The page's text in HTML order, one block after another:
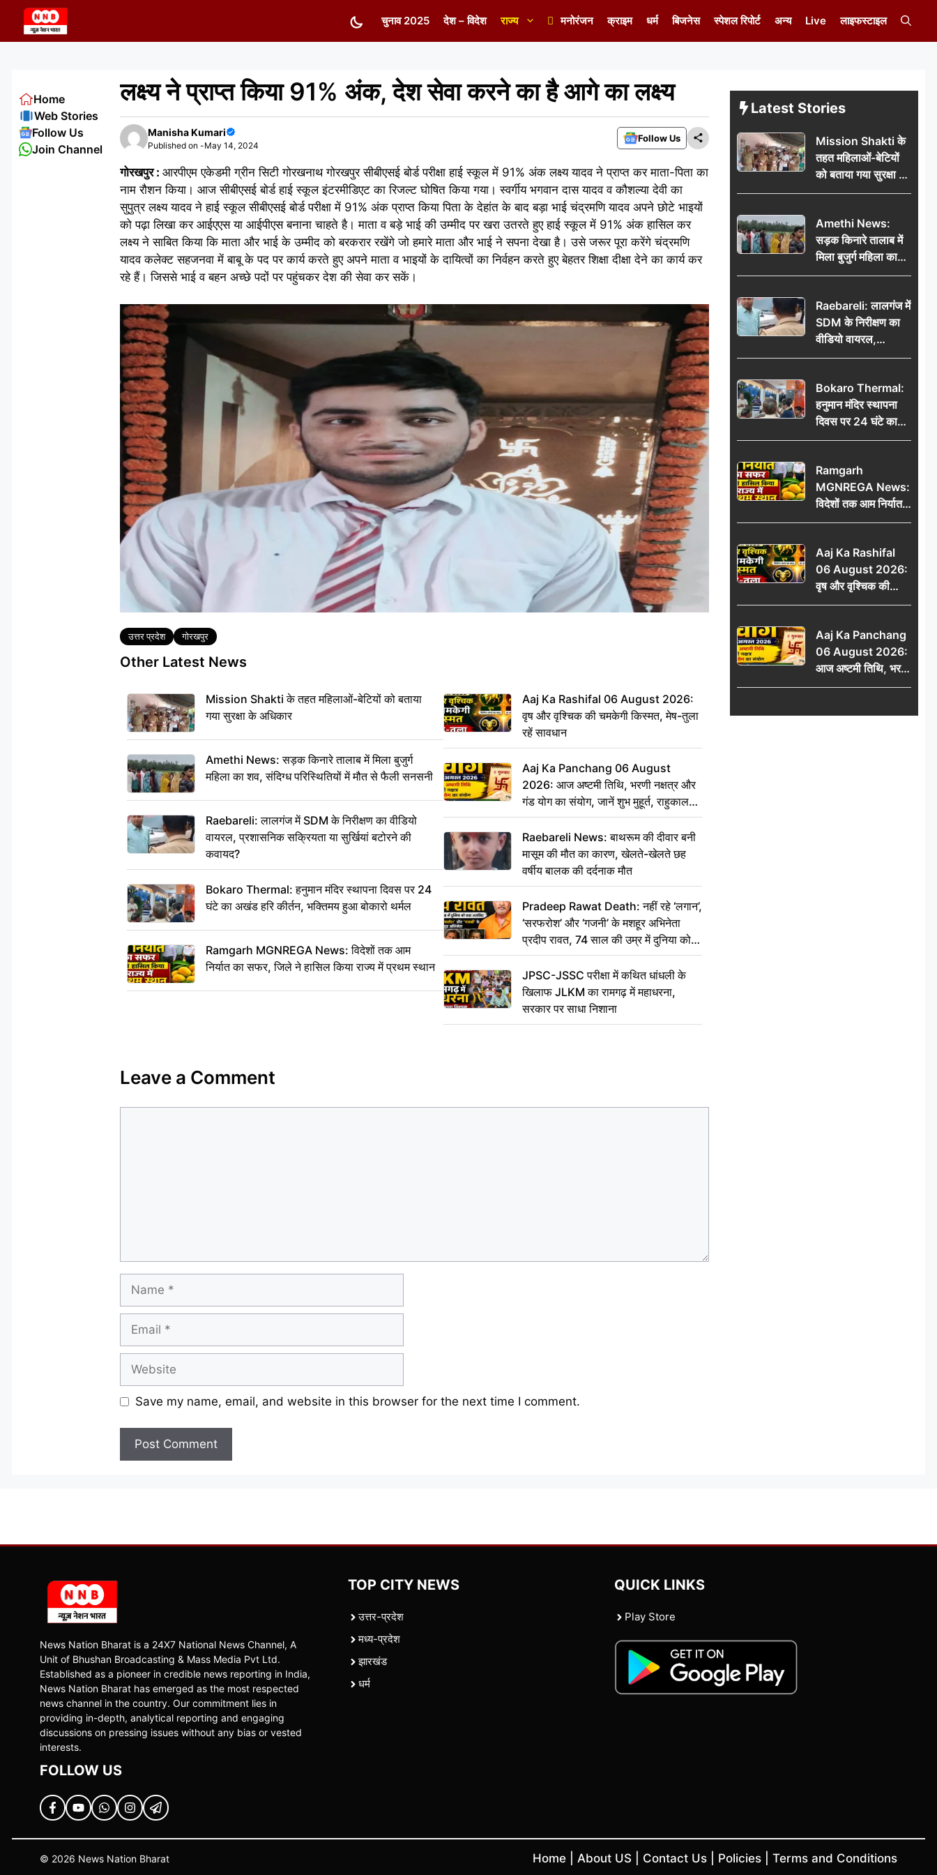
content
चुनाव 2025 देश – विदेश राज्य मनोरंजन क्राइम धर्म बिजनेस स्पेशल रिपोर्ट अन्य Live लाइफस्टाइल
लक्ष्य ने प्राप्त किया 91% अंक, देश सेवा करने का है आगे का लक्ष्य
Manisha Kumari
Published on -May 14, 2024
Follow Us
गोरखपुर : आरपीएम एकेडमी ग्रीन सिटी गोरखनाथ गोरखपुर सीबीएसई बोर्ड परीक्षा हाई स्कूल में 91% अंक लक्ष्य यादव ने प्राप्त कर माता-पिता का
नाम रौशन किया। आज सीबीएसई बोर्ड हाई स्कूल इंटरमीडिएट का रिजल्ट घोषित किया गया। स्वर्गीय भगवान दास यादव व कौशल्या देवी का
सुपुत्र लक्ष्य यादव ने हाई स्कूल सीबीएसई बोर्ड परीक्षा में 91% अंक प्राप्त किया पिता के देहांत के बाद बड़ा भाई चंद्रमणि यादव अपने छोटे भाइयों
को पढ़ा लिखा कर आईएएस या आईपीएस बनाना चाहते है। माता व बड़े भाई की उम्मीद पर खरा उतरते हुए हाई स्कूल में 91% अंक हासिल कर
लक्ष्य ने साबित किया कि माता और भाई के उम्मीद को बरकरार रखेंगे जो हमारे माता और भाई ने सपना देखा है। उसे जरूर पूरा करेंगे चंद्रमणि
यादव कलेक्ट सहजनवा में बाबू के पद पर कार्य करते हुए अपने माता व भाइयों के दायित्वों का निर्वहन करते हुए बेहतर शिक्षा दीक्षा देने का कार्य कर
रहे हैं। जिससे भाई व बहन अच्छे पदों पर पहुंचकर देश की सेवा कर सकें।
Tags
उत्तर प्रदेश गोरखपुर
Other Latest News
Mission Shakti के तहत महिलाओं-बेटियों को बताया
गया सुरक्षा के अधिकार
Amethi News: सड़क किनारे तालाब में मिला बुजुर्ग
महिला का शव, संदिग्ध परिस्थितियों में मौत से फैली सनसनी
Raebareli: लालगंज में SDM के निरीक्षण का वीडियो
वायरल, प्रशासनिक सक्रियता या सुर्खियां बटोरने की
कवायद?
Bokaro Thermal: हनुमान मंदिर स्थापना दिवस पर 24
घंटे का अखंड हरि कीर्तन, भक्तिमय हुआ बोकारो थर्मल
Ramgarh MGNREGA News: विदेशों तक आम
निर्यात का सफर, जिले ने हासिल किया राज्य में प्रथम स्थान
Aaj Ka Rashifal 06 August 2026:
वृष और वृश्चिक की चमकेगी किस्मत, मेष-तुला
रहें सावधान
Aaj Ka Panchang 06 August
2026: आज अष्टमी तिथि, भरणी नक्षत्र और
गंड योग का संयोग, जानें शुभ मुहूर्त, राहुकाल
और दिनभर का पंचांग
Raebareli News: बाथरूम की दीवार बनी
मासूम की मौत का कारण, खेलते-खेलते छह
वर्षीय बालक की दर्दनाक मौत
Pradeep Rawat Death: नहीं रहे ‘लगान’,
‘सरफरोश’ और ‘गजनी’ के मशहूर अभिनेता
प्रदीप रावत, 74 साल की उम्र में दुनिया को
कहा अलविदा
JPSC-JSSC परीक्षा में कथित धांधली के
खिलाफ JLKM का रामगढ़ में महाधरना,
सरकार पर साधा निशाना
Leave a Comment
Save my name, email, and website in this browser for the next time I comment.
Home
Web Stories
Follow Us
Join Channel
Latest Stories
Mission Shakti के
तहत महिलाओं-बेटियों
को बताया गया सुरक्षा के
अधिकार
Amethi News:
सड़क किनारे तालाब में
मिला बुजुर्ग महिला का
शव, संदिग्ध परिस्थितियों
Raebareli: लालगंज में
SDM के निरीक्षण का
वीडियो वायरल,
प्रशासनिक सक्रियता
कवायद?
Bokaro Thermal:
हनुमान मंदिर स्थापना
दिवस पर 24 घंटे का
अखंड हरि कीर्तन,
थर्मल
Ramgarh
MGNREGA News:
विदेशों तक आम निर्यात
का सफर, जिले ने
प्रथम स्थान
Aaj Ka Rashifal
06 August 2026:
वृष और वृश्चिक की
चमकेगी किस्मत, मेष-
Aaj Ka Panchang
06 August 2026:
आज अष्टमी तिथि, भरणी
नक्षत्र और गंड योग का
राहुकाल और दिनभर का
News Nation Bharat is a 24X7 National News Channel, A
Unit of Bhushan Broadcasting & Mass Media Pvt Ltd.
Established as a pioneer in credible news reporting in India,
News Nation Bharat has emerged as the most respected
news channel in the country. Our commitment lies in
providing in-depth, analytical reporting and engaging
discussions on pressing issues without any bias or vested
interests.
FOLLOW US
TOP CITY NEWS
उत्तर-प्रदेश
मध्य-प्रदेश
झारखंड
धर्म
QUICK LINKS
Play Store
© 2026 News Nation Bharat Home About US Contact Us Policies Terms and Conditions